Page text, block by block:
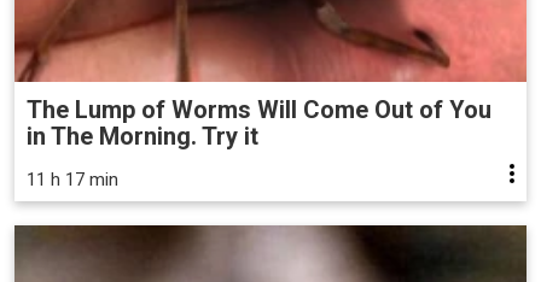
The Lump of Worms Will Come Out of You
in The Morning. Try it
11 h 17 min